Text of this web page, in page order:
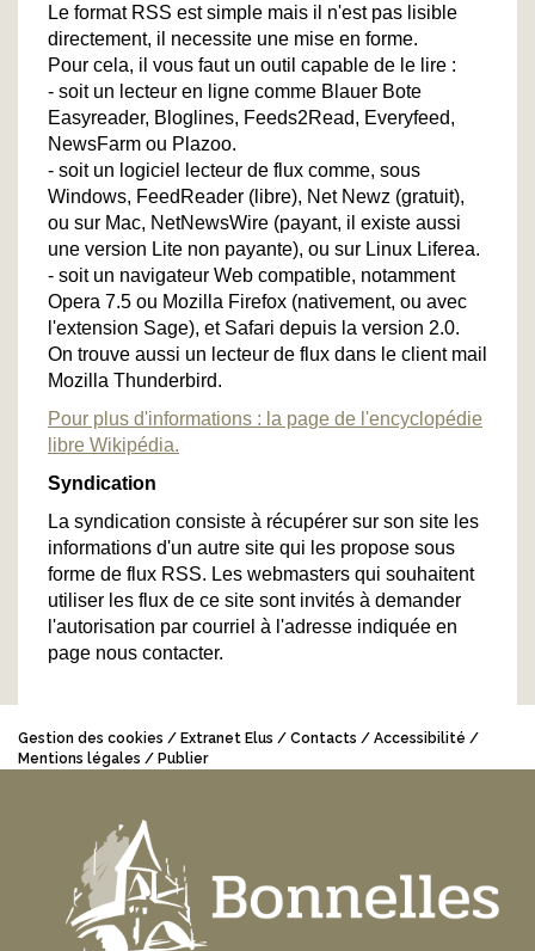
Le format RSS est simple mais il n'est pas lisible
directement, il necessite une mise en forme.
Pour cela, il vous faut un outil capable de le lire :
- soit un lecteur en ligne comme Blauer Bote
Easyreader, Bloglines, Feeds2Read, Everyfeed,
NewsFarm ou Plazoo.
- soit un logiciel lecteur de flux comme, sous
Windows, FeedReader (libre), Net Newz (gratuit),
ou sur Mac, NetNewsWire (payant, il existe aussi
une version Lite non payante), ou sur Linux Liferea.
- soit un navigateur Web compatible, notamment
Opera 7.5 ou Mozilla Firefox (nativement, ou avec
l'extension Sage), et Safari depuis la version 2.0.
On trouve aussi un lecteur de flux dans le client mail
Mozilla Thunderbird.
Pour plus d'informations : la page de l'encyclopédie
libre Wikipédia.
Syndication
La syndication consiste à récupérer sur son site les
informations d'un autre site qui les propose sous
forme de flux RSS. Les webmasters qui souhaitent
utiliser les flux de ce site sont invités à demander
l'autorisation par courriel à l'adresse indiquée en
page nous contacter.
Gestion des cookies Extranet Elus Contacts
Accessibilité
Mentions légales
Publier